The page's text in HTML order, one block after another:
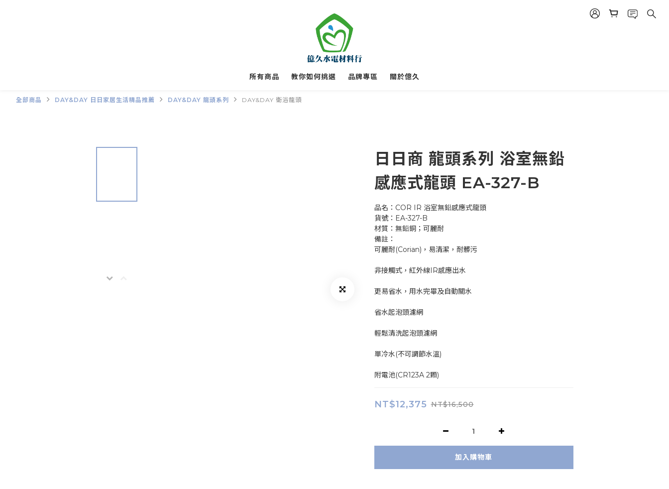
所有商品 教你如何挑選 品牌專區 關於億久
全部商品 DAY&DAY 日日家居生活精品推薦 DAY&DAY 龍頭系列 DAY&DAY 衛浴龍頭
日日商 龍頭系列 浴室無鉛
感應式龍頭 EA-327-B
品名：COR IR 浴室無鉛感應式龍頭
貨號：EA-327-B
材質：無鉛銅；可麗耐
備註：
可麗耐(Corian)，易清潔，耐髒污
非接觸式，紅外線IR感應出水
更易省水，用水完畢及自動關水
省水起泡頭濾網
輕鬆清洗起泡頭濾網
單冷水(不可調節水溫)
附電池(CR123A 2顆)
NT$12,375 NT$16,500
加入購物車